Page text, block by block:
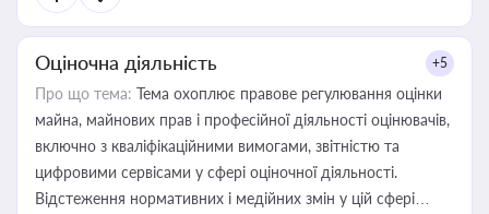
Оціночна діяльність +5
Про що тема: Тема охоплює правове регулювання оцінки
майна, майнових прав і професійної діяльності оцінювачів,
включно з кваліфікаційними вимогами, звітністю та
цифровими сервісами у сфері оціночної діяльності.
Відстеження нормативних і медійних змін у цій сфері